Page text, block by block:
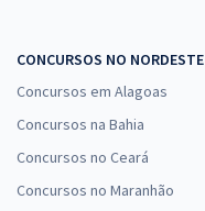
CONCURSOS NO NORDESTE
Concursos em Alagoas
Concursos na Bahia
Concursos no Ceará
Concursos no Maranhão